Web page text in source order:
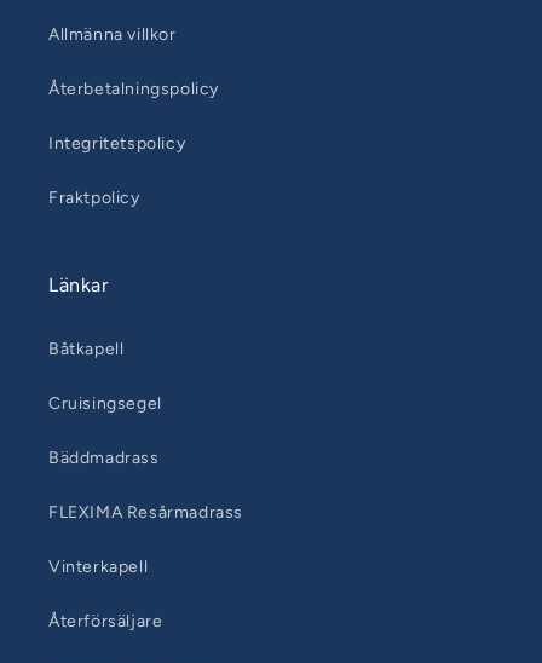
Allmänna villkor
Återbetalningspolicy
Integritetspolicy
Fraktpolicy
Länkar
Båtkapell
Cruisingsegel
Bäddmadrass
FLEXIMA Resårmadrass
Vinterkapell
Återförsäljare